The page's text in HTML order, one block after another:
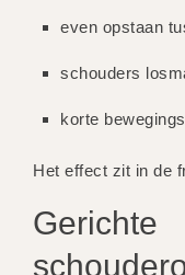
even opstaan
schouders
korte
Het effect zit in de
Gerichte